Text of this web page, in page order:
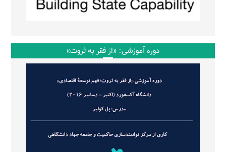
دوره آموزشی: «از فقر به ثروت»